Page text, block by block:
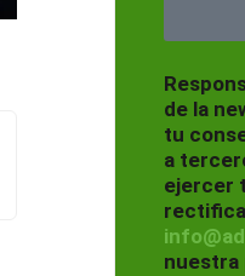
de la
tu
a
ejercer
nuestra